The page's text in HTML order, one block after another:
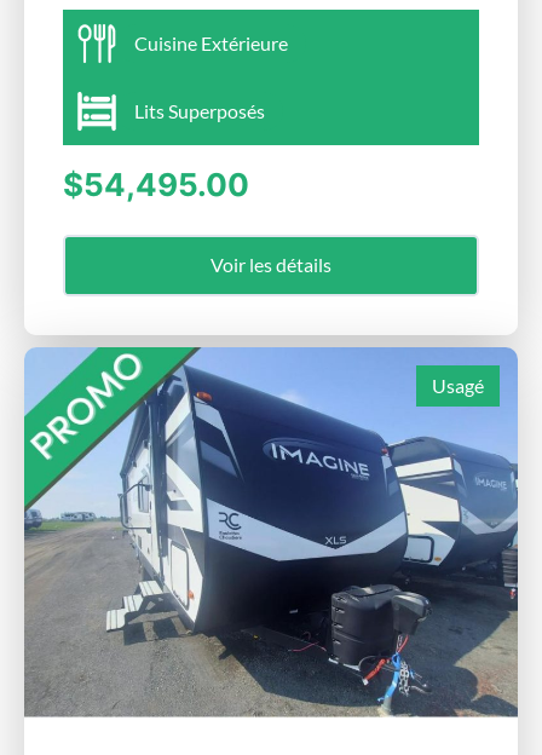
Cuisine Extérieure
Lits Superposés
$54,495.00
Voir les détails
Usagé